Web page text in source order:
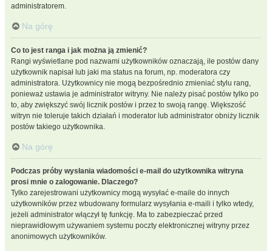
administratorem.
Na górę
Co to jest ranga i jak można ją zmienić?
Rangi wyświetlane pod nazwami użytkowników oznaczają, ile postów dany
użytkownik napisał lub jaki ma status na forum, np. moderatora czy
administratora. Użytkownicy nie mogą bezpośrednio zmieniać stylu rang,
ponieważ ustawia je administrator witryny. Nie należy pisać postów tylko po
to, aby zwiększyć swój licznik postów i przez to swoją rangę. Większość
witryn nie toleruje takich działań i moderator lub administrator obniży licznik
postów takiego użytkownika.
Na górę
Podczas próby wysłania wiadomości e-mail do użytkownika witryna
prosi mnie o zalogowanie. Dlaczego?
Tylko zarejestrowani użytkownicy mogą wysyłać e-maile do innych
użytkowników przez wbudowany formularz wysyłania e-maili i tylko wtedy,
jeżeli administrator włączył tę funkcję. Ma to zabezpieczać przed
nieprawidłowym używaniem systemu poczty elektronicznej witryny przez
anonimowych użytkowników.